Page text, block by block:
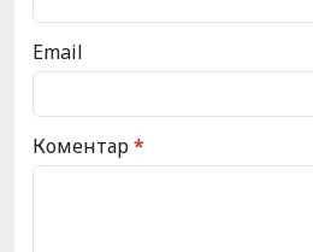
Email
Коментар*